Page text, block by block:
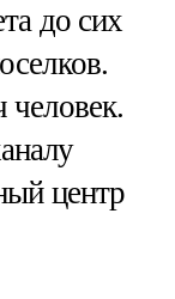
до сих
центр